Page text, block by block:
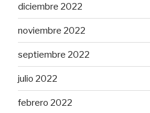
diciembre 2022
noviembre 2022
septiembre 2022
julio 2022
febrero 2022